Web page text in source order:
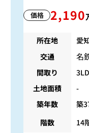
価格 2,190
所在地
愛
交通
名
間取り
土地面積
-
築年数
築
階数
14